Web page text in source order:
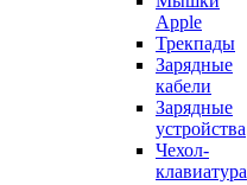
Apple
Трекпады
Зарядные
кабели
Зарядные
устройства
Чехол-
клавиатура